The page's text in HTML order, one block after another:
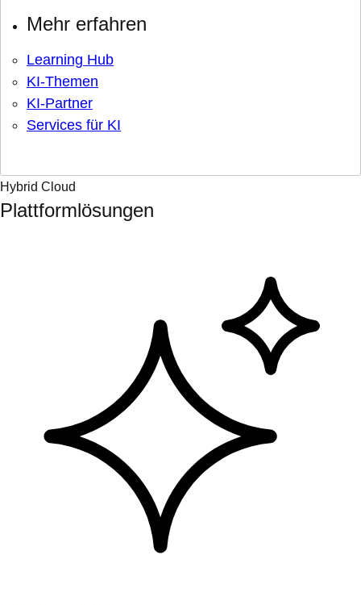
Mehr erfahren
Learning Hub
KI-Themen
KI-Partner
Services für KI
Hybrid Cloud
Plattformlösungen